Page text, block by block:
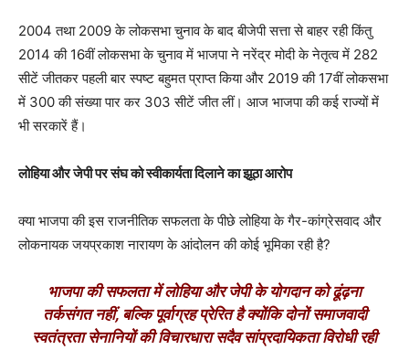
2004 तथा 2009 के लोकसभा चुनाव के बाद बीजेपी सत्ता से बाहर रही किंतु
2014 की 16वीं लोकसभा के चुनाव में भाजपा ने नरेंद्र मोदी के नेतृत्व में 282
सीटें जीतकर पहली बार स्पष्ट बहुमत प्राप्त किया और 2019 की 17वीं लोकसभा
में 300 की संख्या पार कर 303 सीटें जीत लीं। आज भाजपा की कई राज्यों में
भी सरकारें हैं।
लोहिया और जेपी पर संघ को स्वीकार्यता दिलाने का झूठा आरोप
क्या भाजपा की इस राजनीतिक सफलता के पीछे लोहिया के गैर-कांग्रेसवाद और
लोकनायक जयप्रकाश नारायण के आंदोलन की कोई भूमिका रही है?
भाजपा की सफलता में लोहिया और जेपी के योगदान को ढूंढ़ना
तर्कसंगत नहीं, बल्कि पूर्वाग्रह प्रेरित है क्योंकि दोनों समाजवादी
स्वतंत्रता सेनानियों की विचारधारा सदैव सांप्रदायिकता विरोधी रही